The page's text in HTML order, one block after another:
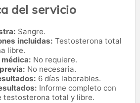
del servicio
Sangre.
incluidas: Testosterona total
libre.
No requiere.
No necesaria.
6 días laborables.
Informe completo con
testosterona total y libre.